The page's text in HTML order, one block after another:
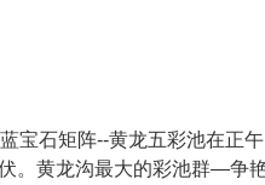
宝石矩阵--黄龙五彩池在正
。黄龙沟最大的彩池群—争